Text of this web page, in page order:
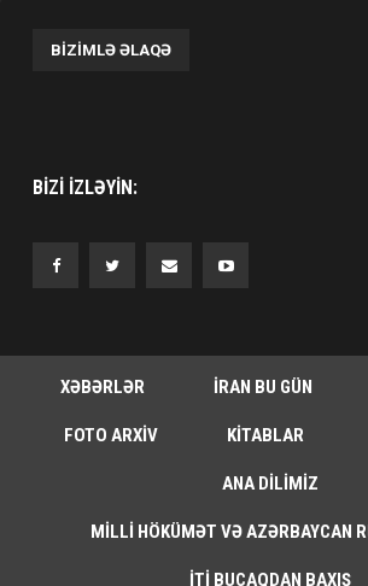
BIZIMLƏ ƏLAQƏ
BIZI IZLƏYIN:
XƏBƏRLƏR İRAN BU GÜN
FOTO ARXIV KITABLAR
ANA DILIMIZ
MILLI HÖKÜMƏT VƏ AZƏRBAYCAN
İTI BUCAQDAN BAXIŞ